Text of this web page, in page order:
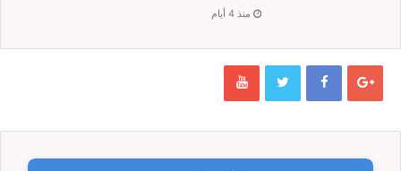
منذ 4 أيام